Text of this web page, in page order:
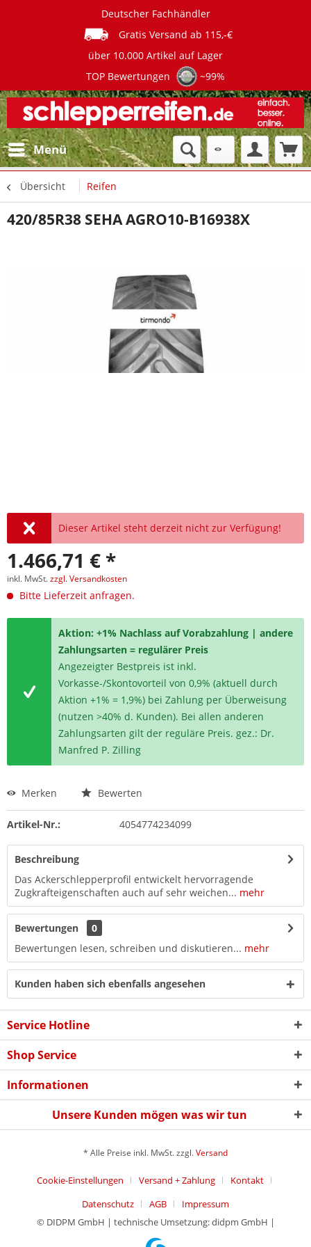
Deutscher Fachhändler
Gratis Versand ab 115,-€
über 10.000 Artikel auf Lager
TOP Bewertungen
~99%
Menü
Übersicht Reifen
420/85R38 SEHA AGRO10-B16938X
Dieser Artikel steht derzeit nicht zur Verfügung!
1.466,71 € *
inkl. MwSt.zzgl. Versandkosten
Bitte Lieferzeit anfragen.
Aktion: +1% Nachlass auf Vorabzahlung | andere
Zahlungsarten = regulärer Preis
Angezeigter Bestpreis ist inkl.
Vorkasse-/Skontovorteil von 0,9% (aktuell durch
Aktion +1% = 1,9%) bei Zahlung per Überweisung
(nutzen >40% d. Kunden). Bei allen anderen
Zahlungsarten gilt der reguläre Preis. gez.: Dr.
Manfred P. Zilling
Merken Bewerten
Artikel-Nr.: 4054774234099
Beschreibung
Das Ackerschlepperprofil entwickelt hervorragende
Zugkrafteigenschaften auch auf sehr weichen... mehr
Bewertungen
0
Bewertungen lesen, schreiben und diskutieren... mehr
Kunden haben sich ebenfalls angesehen
Service Hotline
Shop Service
Informationen
Unsere Kunden mögen was wir tun
* Alle Preise inkl. MwSt. zzgl.Versand
Cookie-Einstellungen Versand + Zahlung
Kontakt
Datenschutz
AGB
Impressum
© DIDPM GmbH | technische Umsetzung: didpm GmbH |